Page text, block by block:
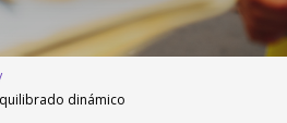
dinámico